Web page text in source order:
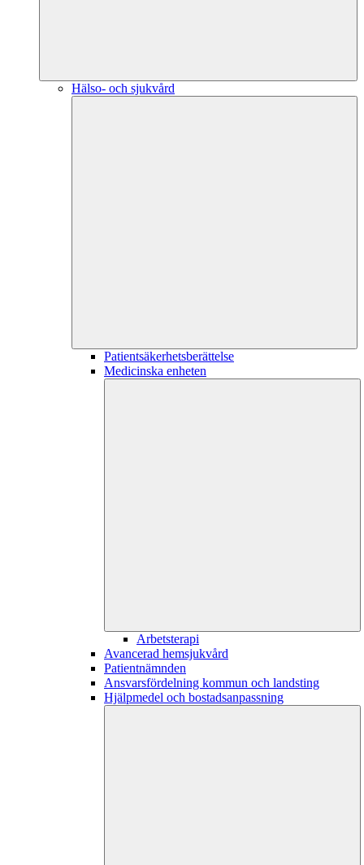
Hälso- och sjukvård
Patientsäkerhetsberättelse
Medicinska enheten
Arbetsterapi
Avancerad hemsjukvård
Patientnämnden
Ansvarsfördelning kommun och landsting
Hjälpmedel och bostadsanpassning